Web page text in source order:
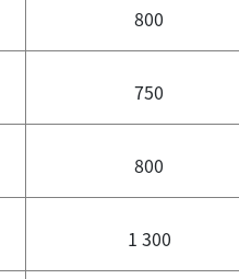
800
750
800
1 300